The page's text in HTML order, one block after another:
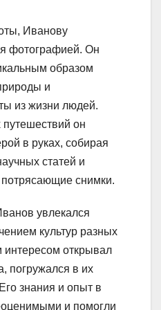
Иванову
фотографией. Он
образом
и
из жизни людей.
он
в руках, собирая
статей и
снимки.
увлекался
культур разных
открывал
погружался в их
знания и опыт в
и помогли